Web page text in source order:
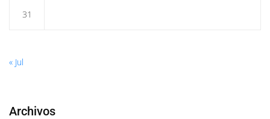
31
« Jul
Archivos